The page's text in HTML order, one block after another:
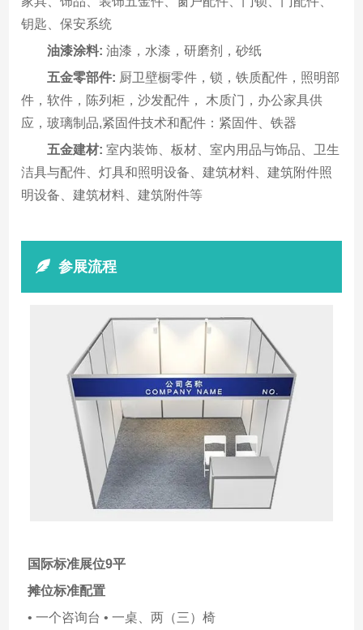
钥匙、保安系统
油漆涂料: 油漆，水漆，研磨剂，砂纸
五金零部件: 厨卫壁橱零件，锁，铁质配件，照明部
件，软件，陈列柜，沙发配件， 木质门，办公家具供
应，玻璃制品,紧固件技术和配件：紧固件、铁器
五金建材: 室内装饰、板材、室内用品与饰品、卫生
洁具与配件、灯具和照明设备、建筑材料、建筑附件照
明设备、建筑材料、建筑附件等
参展流程
国际标准展位9平
摊位标准配置
• 一个咨询台 • 一桌、两（三）椅